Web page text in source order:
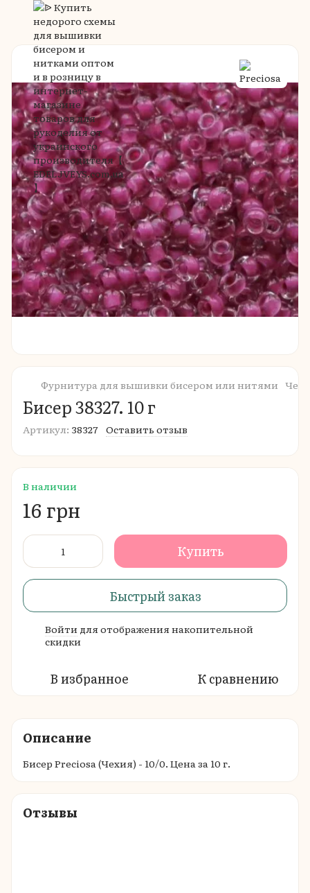
Фурнитура для вышивки бисером или нитями
Бисер 38327. 10 г
Артикул: 38327 Оставить отзыв
В наличии
16 грн
Купить
Быстрый заказ
Войти для отображения накопительной
скидки
В избранное К сравнению
Описание
Бисер Preciosa (Чехия) - 10/0. Цена за 10 г.
Отзывы